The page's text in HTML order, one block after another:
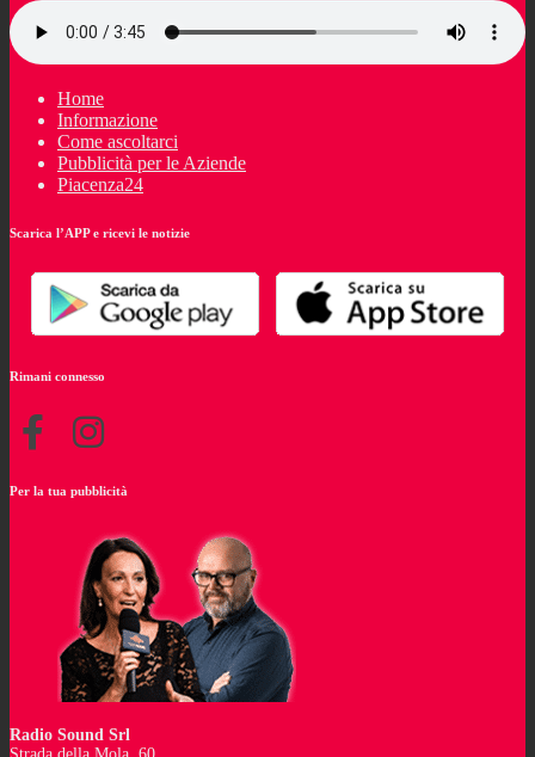
Home
Informazione
Come ascoltarci
Pubblicità per le Aziende
Piacenza24
Scarica l’APP e ricevi le notizie
Rimani connesso
Per la tua pubblicità
Radio Sound Srl